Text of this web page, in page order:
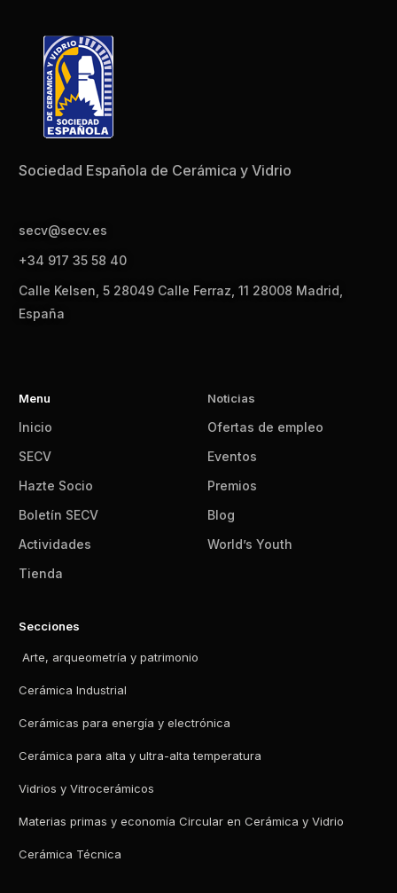
Sociedad Española de Cerámica y Vidrio
secv@secv.es
+34 917 35 58 40
Calle Kelsen, 5 28049 Calle Ferraz, 11 28008 Madrid,
España
Menu
Inicio
SECV
Hazte Socio
Boletín SECV
Actividades
Tienda
Noticias
Ofertas de empleo
Eventos
Premios
Blog
World’s Youth
Secciones
Arte, arqueometría y patrimonio
Cerámica Industrial
Cerámicas para energía y electrónica
Cerámica para alta y ultra-alta temperatura
Vidrios y Vitrocerámicos
Materias primas y economía Circular en Cerámica y Vidrio
Cerámica Técnica